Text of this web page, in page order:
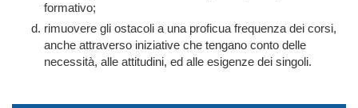
formativo;
rimuovere gli ostacoli a una proficua frequenza dei corsi,
anche attraverso iniziative che tengano conto delle
necessità, alle attitudini, ed alle esigenze dei singoli.